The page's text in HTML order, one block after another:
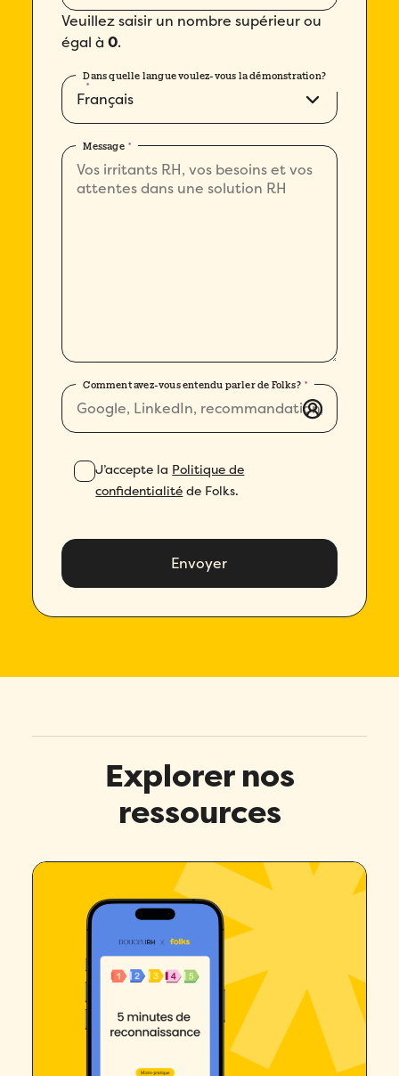
Veuillez saisir un nombre supérieur ou
égal à0.
Dans quelle langue voulez-vous la démonstration?
*
Message *
Comment avez-vous entendu parler de Folks? *
J’accepte la Politique de
confidentialité de Folks.
Explorer nos
ressources